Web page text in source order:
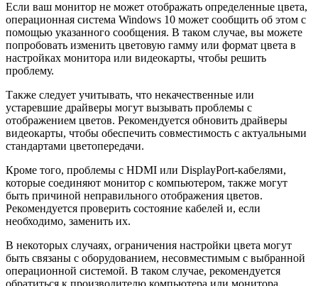
Если ваш монитор не может отображать определенные цвета,
операционная система Windows 10 может сообщить об этом с
помощью указанного сообщения. В таком случае, вы можете
попробовать изменить цветовую гамму или формат цвета в
настройках монитора или видеокарты, чтобы решить
проблему.
Также следует учитывать, что некачественные или
устаревшие драйверы могут вызывать проблемы с
отображением цветов. Рекомендуется обновить драйверы
видеокарты, чтобы обеспечить совместимость с актуальными
стандартами цветопередачи.
Кроме того, проблемы с HDMI или DisplayPort-кабелями,
которые соединяют монитор с компьютером, также могут
быть причиной неправильного отображения цветов.
Рекомендуется проверить состояние кабелей и, если
необходимо, заменить их.
В некоторых случаях, ограничения настройки цвета могут
быть связаны с оборудованием, несовместимым с выбранной
операционной системой. В таком случае, рекомендуется
обратиться к производителю компьютера или монитора,